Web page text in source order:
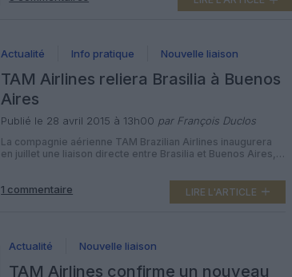
de ces deux dernières années avec un design inspiré […]
Actualité Info pratique Nouvelle liaison
TAM Airlines reliera Brasilia à Buenos
Aires
Publié le 28 avril 2015 à 13h00 par François Duclos
La compagnie aérienne TAM Brazilian Airlines inaugurera
en juillet une liaison directe entre Brasilia et Buenos Aires,
brésilienne. A partir du 3 juillet 2015, la compagnie
brésilienne du groupe LATAM proposera quatre vols par
semaine entre l’aéroport de Brasilia-Presidente Juscelino
1 commentaire LIRE L'ARTICLE
Actualité Nouvelle liaison
TAM Airlines confirme un nouveau